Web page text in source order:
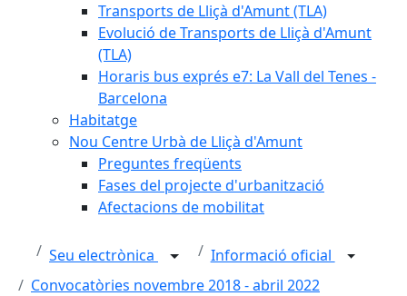
Transports de Lliçà d'Amunt (TLA)
Evolució de Transports de Lliçà d'Amunt
(TLA)
Horaris bus exprés e7: La Vall del Tenes -
Barcelona
Habitatge
Nou Centre Urbà de Lliçà d'Amunt
Preguntes freqüents
Fases del projecte d'urbanització
Afectacions de mobilitat
Seu electrònica
Informació oficial
Convocatòries novembre 2018 - abril 2022